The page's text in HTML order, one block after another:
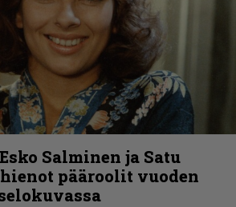
Salminen ja Satu
pääroolit vuoden